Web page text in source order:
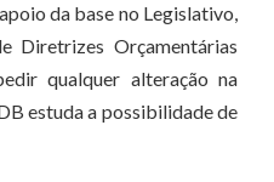
da base no Legislativo,
Diretrizes Orçamentárias
qualquer alteração na
estuda a possibilidade de